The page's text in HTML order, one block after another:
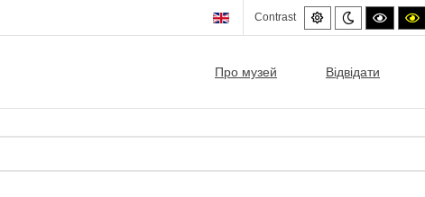
Contrast
Default
mode
Night
mode
High
Про музей Відвідати